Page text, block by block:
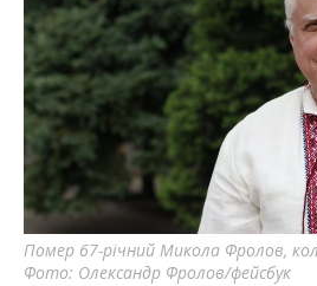
Помер 67-річний Микола Фролов,
Фото: Олександр Фролов/фейсбук